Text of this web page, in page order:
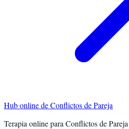
Hub online deConflictos de Pareja
Terapia online para Conflictos de Pareja